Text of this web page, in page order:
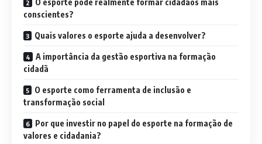
O esporte pode realmente formar cidadãos mais
conscientes?
Quais valores o esporte ajuda a desenvolver?
A importância da gestão esportiva na formação
cidadã
O esporte como ferramenta de inclusão e
transformação social
Por que investir no papel do esporte na formação de
valores e cidadania?